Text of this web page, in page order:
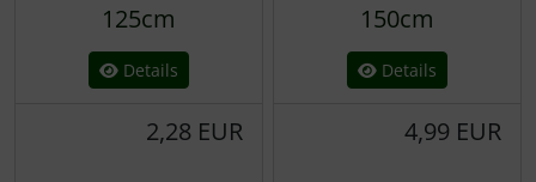
125cm
Details
2,28 EUR
150cm
Details
4,99 EUR